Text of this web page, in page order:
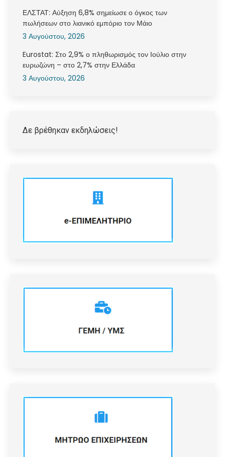
ΕΛΣΤΑΤ: Αύξηση 6,8% σημείωσε ο όγκος των
πωλήσεων στο λιανικό εμπόριο τον Μάιο
3 Αυγούστου, 2026
Eurostat: Στο 2,9% ο πληθωρισμός τον Ιούλιο στην
ευρωζώνη – στο 2,7% στην Ελλάδα
3 Αυγούστου, 2026
Δε βρέθηκαν εκδηλώσεις!